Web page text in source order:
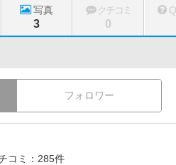
写真
3
クチコミ
0
フォロワー
コミ：285件